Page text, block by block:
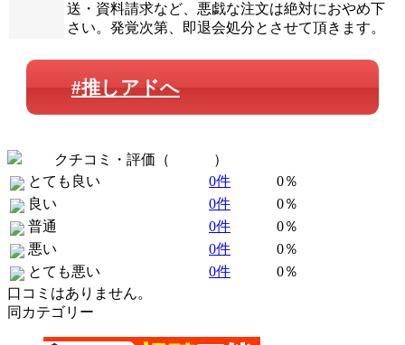
送・資料請求など、悪戯な注文は絶対におやめ下
さい。発覚次第、即退会処分とさせて頂きます。
#推しアドへ
クチコミ・評価（
）
とても良い
0件
0％
良い
0件
0％
普通
0件
0％
悪い
0件
0％
とても悪い
0件
0％
口コミはありません。
同カテゴリー